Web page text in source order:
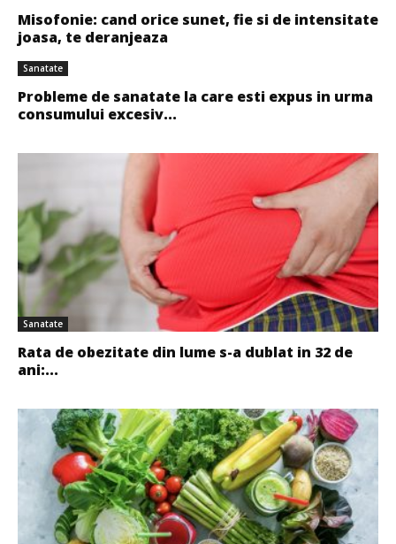
Misofonie: cand orice sunet, fie si de intensitate
joasa, te deranjeaza
Sanatate
Probleme de sanatate la care esti expus in urma
consumului excesiv...
Sanatate
Rata de obezitate din lume s-a dublat in 32 de
ani:...